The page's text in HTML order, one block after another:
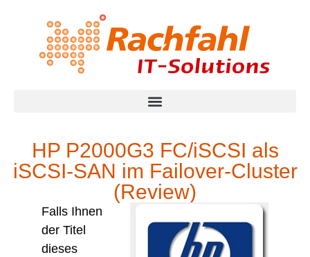
HP P2000G3 FC/iSCSI als
iSCSI-SAN im Failover-Cluster
(Review)
Falls Ihnen
der Titel
dieses